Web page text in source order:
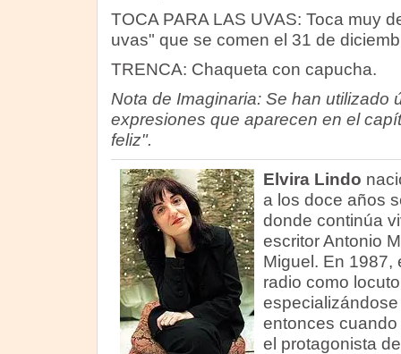
TOCA PARA LAS UVAS: Toca muy
uvas" que se comen el 31 de
TRENCA: Chaqueta con capucha.
Nota de Imaginaria: Se han utilizado
expresiones que aparecen en el
feliz".
Elvira Lindo
a los doce años
donde continúa
escritor Antonio
Miguel. En 1987,
radio como
entonces
el protagonista